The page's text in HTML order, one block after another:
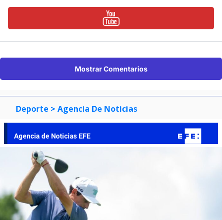
Mostrar Comentarios
Deporte > Agencia De Noticias